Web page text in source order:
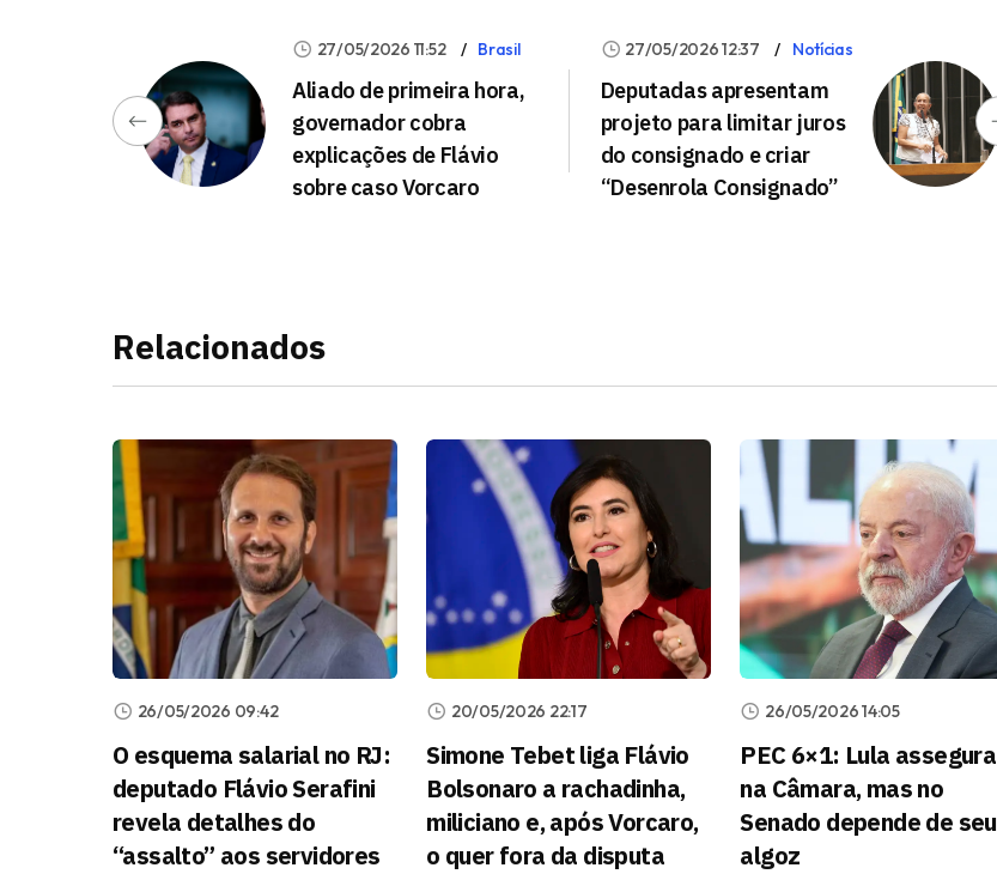
27/05/2026 11:52 Brasil
Aliado de primeira hora,
governador cobra
explicações de Flávio
sobre caso Vorcaro
27/05/2026 12:37 Notícias
Deputadas apresentam
projeto para limitar juros
do consignado e criar
“Desenrola Consignado”
Relacionados
26/05/2026 09:42
O esquema salarial no RJ:
deputado Flávio Serafini
revela detalhes do
“assalto” aos servidores
20/05/2026 22:17
Simone Tebet liga Flávio
Bolsonaro a rachadinha,
miliciano e, após Vorcaro,
o quer fora da disputa
26/05/2026 14:05
PEC 6×1: Lula assegura
na Câmara, mas no
Senado depende de seu
algoz